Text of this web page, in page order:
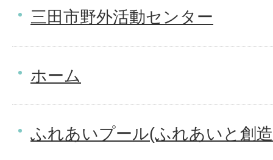
三田市野外活動センター
ホーム
ふれあいプール(ふれあいと創